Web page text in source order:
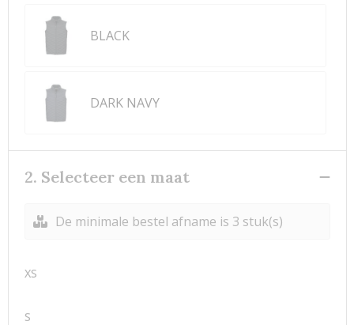
BLACK
DARK NAVY
2. Selecteer een maat
De minimale bestel afname is 3 stuk(s)
XS
S